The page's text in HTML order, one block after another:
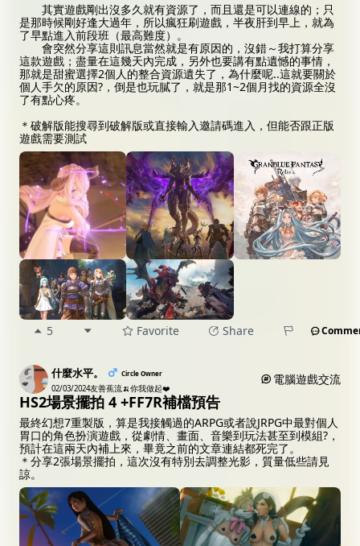
其實遊戲剛出沒多久就有資源了，而且還是可以連線的；只
是那時候剛好逢大過年，所以瘋狂刷遊戲，半夜肝到早上，就為
了早點進入前段班（最高難度）。
會突然分享這則訊息當然就是有原因的，沒錯～我打算分享
這款遊戲；盡量在這幾天內完成，另外也要講有點遺憾的事情，
那就是甜蜜選擇2個人的整合資源遺失了，為什麼呢..這就要關於
個人手欠的原因?，倒是也玩膩了，就是那1~2個月找的資源全沒
了有點心疼。
＊破解版能搜尋到破解版或直接輸入邀請碼進入，但能否跟正版
遊戲需要測試
5 Favorite Share
什麼水平。 Circle Owner
02/03/2024友善蕉流🍌你我做起❤️
電腦遊戲交流
HS2場景擺拍 4 +FF7R補檔預告
最終幻想7重製版，算是我接觸過的ARPG或者說JRPG中最對個人
胃口的角色扮演遊戲，從劇情、畫面、音樂到玩法甚至到模組?，
預計在這兩天內補上來，畢竟之前的文章連結都死完了。
＊分享2張場景擺拍，這次沒有特別去調整光影，質量低些請見
諒。